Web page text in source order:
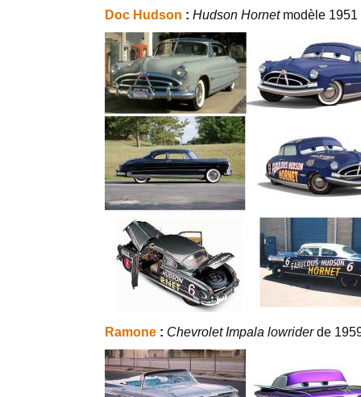
Doc Hudson : Hudson Hornet modèle 1951
Ramone : Chevrolet Impala lowriderde